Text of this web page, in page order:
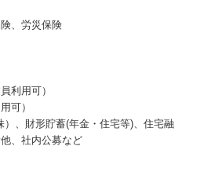
、労災保険
利用可）
可）
）、財形貯蓄(年金・住宅等)、住宅融
、社内公募など